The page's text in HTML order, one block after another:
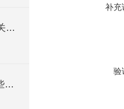
（SAMUSCO）电子式离心开关ECS12P韩施电气供应
电动机保护器对电机出现的一些问题处理方式EOCRSS
补充
验